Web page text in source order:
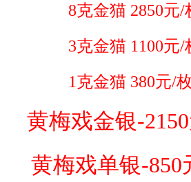
8克金猫 2850元/
3克金猫 1100元/
1克金猫 380元/
黄梅戏金银-
黄梅戏单银-850